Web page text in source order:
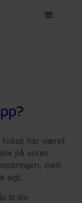
fokus har været
på vores
men
sigt.
til din